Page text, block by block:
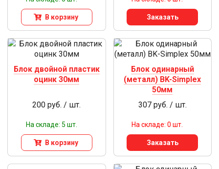
В корзину Заказать
Блок двойной пластик
оцинк 30мм
200 руб. / шт.
На складе: 5 шт.
В корзину
Блок одинарный
(металл) BK-Simplex
50мм
307 руб. / шт.
На складе: 0 шт.
Заказать